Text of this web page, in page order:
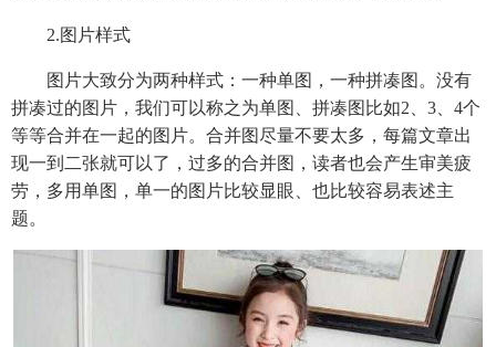
2.图片样式
图片大致分为两种样式：一种单图，一种拼凑图。没有
拼凑过的图片，我们可以称之为单图、拼凑图比如2、3、4个
等等合并在一起的图片。合并图尽量不要太多，每篇文章出
现一到二张就可以了，过多的合并图，读者也会产生审美疲
劳，多用单图，单一的图片比较显眼、也比较容易表述主
题。